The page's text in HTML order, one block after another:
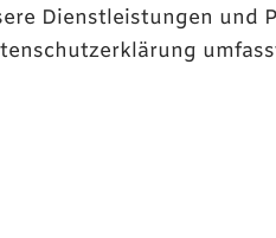
Dienstleistungen und